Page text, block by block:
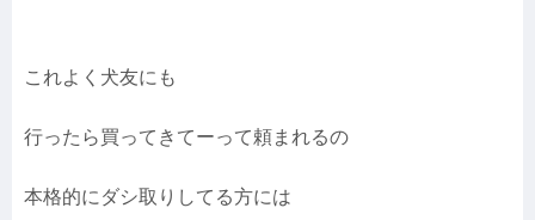
これよく犬友にも
行ったら買ってきてーって頼まれるの
本格的にダシ取りしてる方には